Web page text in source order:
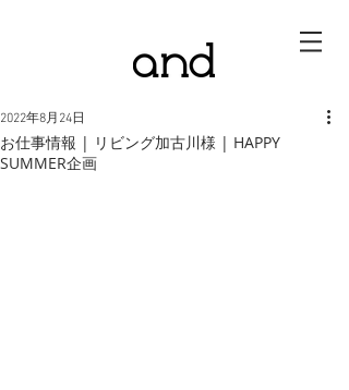
お仕事情報 | リビング加古川様 | HAPPY
SUMMER企画
2022年8月24日